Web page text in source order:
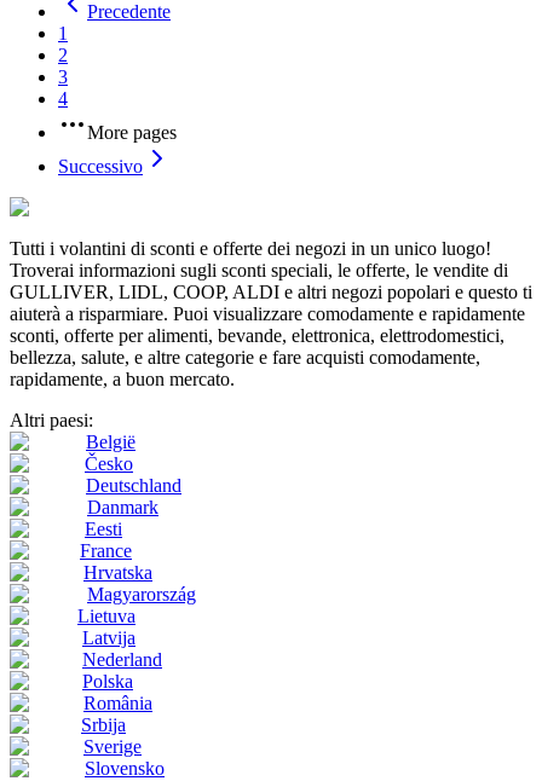
Precedente
1
2
3
4
More pages
Successivo
Tutti i volantini di sconti e offerte dei negozi in un unico luogo!
Troverai informazioni sugli sconti speciali, le offerte, le vendite di
GULLIVER, LIDL, COOP, ALDI e altri negozi popolari e questo ti
aiuterà a risparmiare. Puoi visualizzare comodamente e rapidamente
sconti, offerte per alimenti, bevande, elettronica, elettrodomestici,
bellezza, salute, e altre categorie e fare acquisti comodamente,
rapidamente, a buon mercato.
Altri paesi:
België
Česko
Deutschland
Danmark
Eesti
France
Hrvatska
Magyarország
Lietuva
Latvija
Nederland
Polska
România
Srbija
Sverige
Slovensko